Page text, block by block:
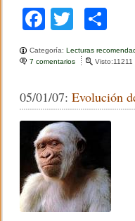
F
a
c
b
o
o
k
tt
m
ar
Categoría:Lecturas
7 comentarios
l
i
t
e
o
m
o
05/01/07:Evolución